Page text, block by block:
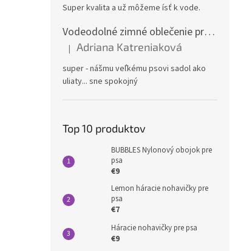
Super kvalita a už môžeme ísť k vode.
Vodeodolné zimné oblečenie pre veľké psy
Hodnotenie produktu je 5 z 5 hviezdičiek.
| Adriana Katreniaková
super - nášmu veľkému psovi sadol ako
uliaty... sne spokojný
Top 10 produktov
BUBBLES Nylonový obojok pre
psa
€9
Lemon háracie nohavičky pre
psa
€7
Háracie nohavičky pre psa
€9